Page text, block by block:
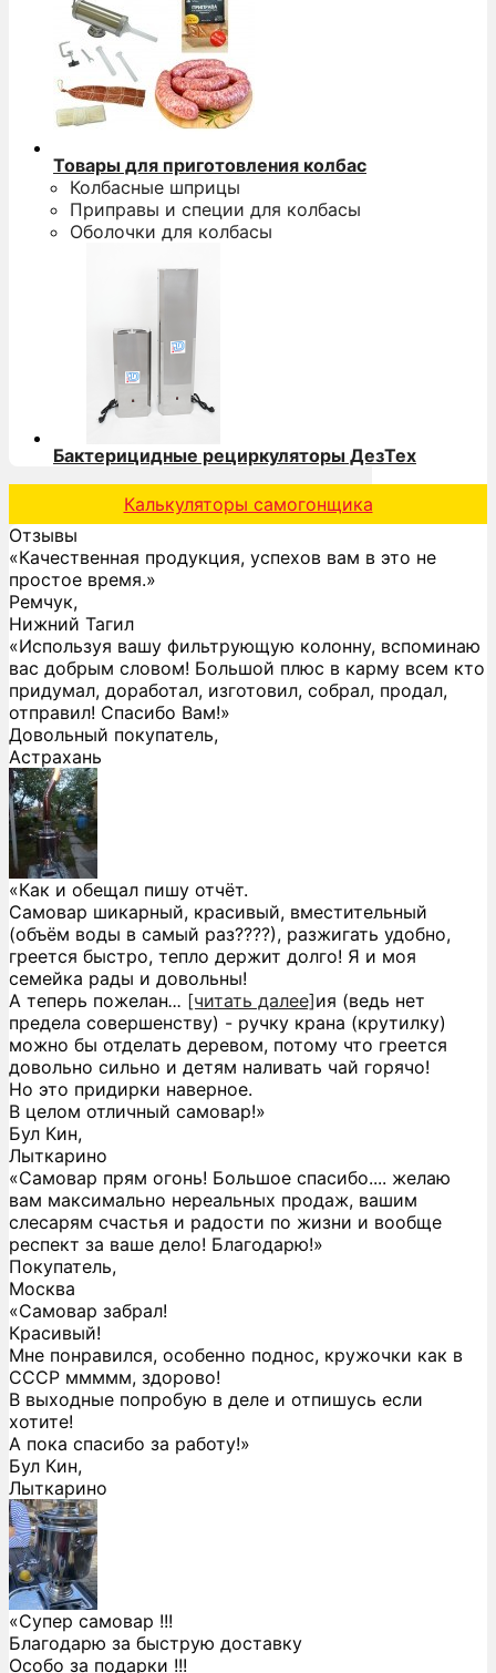
Товары для приготовления колбас
Колбасные шприцы
Приправы и специи для колбасы
Оболочки для колбасы
Бактерицидные рециркуляторы ДезТех
Калькуляторы самогонщика
Отзывы
«Качественная продукция, успехов вам в это не
простое время.»
Ремчук,
Нижний Тагил
«Используя вашу фильтрующую колонну, вспоминаю
вас добрым словом! Большой плюс в карму всем кто
придумал, доработал, изготовил, собрал, продал,
отправил! Спасибо Вам!»
Довольный покупатель,
Астрахань
«Как и обещал пишу отчёт.
Самовар шикарный, красивый, вместительный
(объём воды в самый раз????), разжигать удобно,
греется быстро, тепло держит долго! Я и моя
семейка рады и довольны!
А теперь пожелан... [читать далее]ия (ведь нет
предела совершенству) - ручку крана (крутилку)
можно бы отделать деревом, потому что греется
довольно сильно и детям наливать чай горячо!
Но это придирки наверное.
В целом отличный самовар!»
Бул Кин,
Лыткарино
«Самовар прям огонь! Большое спасибо.... желаю
вам максимально нереальных продаж, вашим
слесарям счастья и радости по жизни и вообще
респект за ваше дело! Благодарю!»
Покупатель,
Москва
«Самовар забрал!
Красивый!
Мне понравился, особенно поднос, кружочки как в
СССР ммммм, здорово!
В выходные попробую в деле и отпишусь если
хотите!
А пока спасибо за работу!»
Бул Кин,
Лыткарино
«Супер самовар !!!
Благодарю за быструю доставку
Особо за подарки !!!